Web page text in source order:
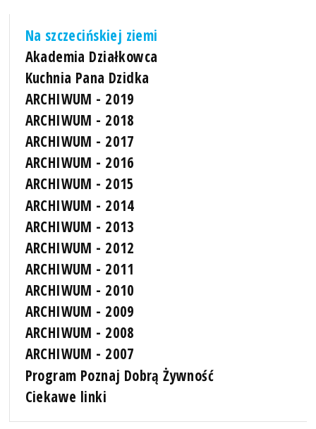
Na szczecińskiej ziemi
Akademia Działkowca
Kuchnia Pana Dzidka
ARCHIWUM - 2019
ARCHIWUM - 2018
ARCHIWUM - 2017
ARCHIWUM - 2016
ARCHIWUM - 2015
ARCHIWUM - 2014
ARCHIWUM - 2013
ARCHIWUM - 2012
ARCHIWUM - 2011
ARCHIWUM - 2010
ARCHIWUM - 2009
ARCHIWUM - 2008
ARCHIWUM - 2007
Program Poznaj Dobrą Żywność
Ciekawe linki